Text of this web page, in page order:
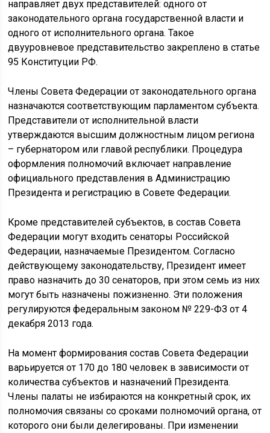
направляет двух представителей: одного от
законодательного органа государственной власти и
одного от исполнительного органа. Такое
двууровневое представительство закреплено в статье
95 Конституции РФ.
Члены Совета Федерации от законодательного органа
назначаются соответствующим парламентом субъекта.
Представители от исполнительной власти
утверждаются высшим должностным лицом региона
– губернатором или главой республики. Процедура
оформления полномочий включает направление
официального представления в Администрацию
Президента и регистрацию в Совете Федерации.
Кроме представителей субъектов, в состав Совета
Федерации могут входить сенаторы Российской
Федерации, назначаемые Президентом. Согласно
действующему законодательству, Президент имеет
право назначить до 30 сенаторов, при этом семь из них
могут быть назначены пожизненно. Эти положения
регулируются федеральным законом № 229-ФЗ от 4
декабря 2013 года.
На момент формирования состав Совета Федерации
варьируется от 170 до 180 человек в зависимости от
количества субъектов и назначений Президента.
Члены палаты не избираются на конкретный срок, их
полномочия связаны со сроками полномочий органа, от
которого они были делегированы. При изменении